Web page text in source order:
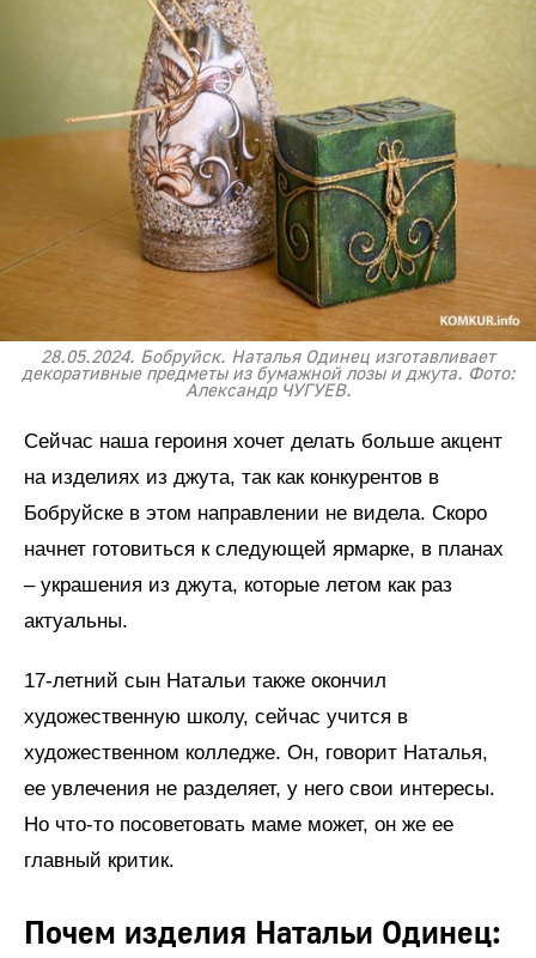
28.05.2024. Бобруйск. Наталья Одинец изготавливает
декоративные предметы из бумажной лозы и джута. Фото:
Александр ЧУГУЕВ.
Сейчас наша героиня хочет делать больше акцент
на изделиях из джута, так как конкурентов в
Бобруйске в этом направлении не видела. Скоро
начнет готовиться к следующей ярмарке, в планах
– украшения из джута, которые летом как раз
актуальны.
17-летний сын Натальи также окончил
художественную школу, сейчас учится в
художественном колледже. Он, говорит Наталья,
ее увлечения не разделяет, у него свои интересы.
Но что-то посоветовать маме может, он же ее
главный критик.
Почем изделия Натальи Одинец: